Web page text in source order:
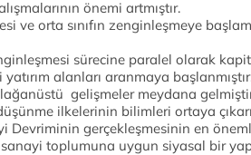
önemi artmıştır.
ve orta sınıfın zenginleşmeye
sürecine paralel olarak
yatırım alanları aranmaya
gelişmeler meydana
ilkelerinin bilimleri ortaya
Devriminin gerçekleşmesinin en
sanayi toplumuna uygun siyasal bir